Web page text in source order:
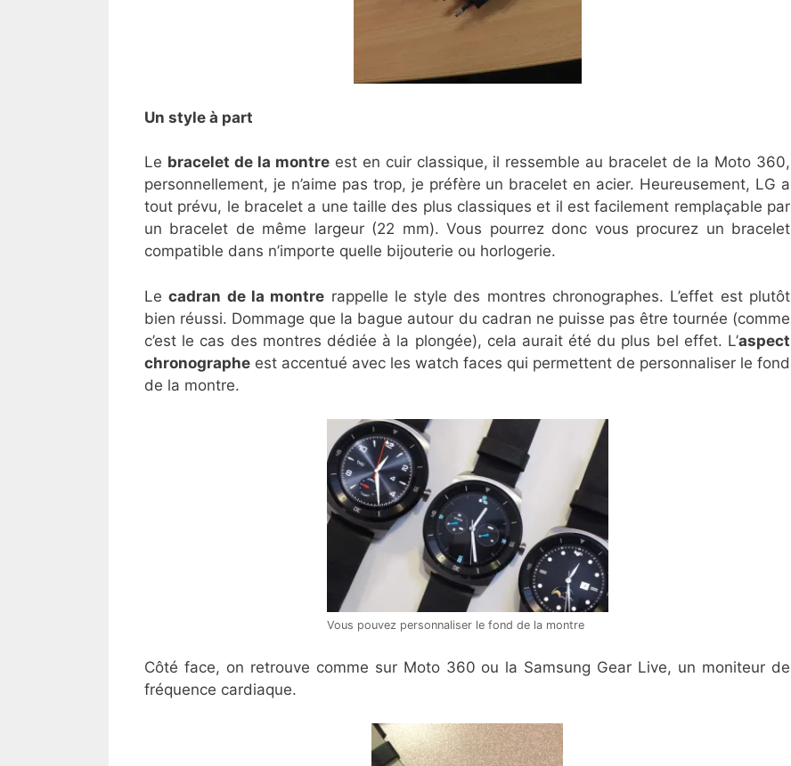
Un style à part
Le bracelet de la montreest en cuir classique, il ressemble au bracelet de la Moto 360,
personnellement, je n’aime pas trop, je préfère un bracelet en acier. Heureusement, LG a
tout prévu, le bracelet a une taille des plus classiques et il est facilement remplaçable par
un bracelet de même largeur (22 mm). Vous pourrez donc vous procurez un bracelet
compatible dans n’importe quelle bijouterie ou horlogerie.
Lecadran de la montre rappelle le style des montres chronographes. L’effet est plutôt
bien réussi. Dommage que la bague autour du cadran ne puisse pas être tournée (comme
c’est le cas des montres dédiée à la plongée), cela aurait été du plus bel effet. L’aspect
chronographe est accentué avec les watch faces qui permettent de personnaliser le fond
de la montre.
Vous pouvez personnaliser le fond de la montre
Côté face, on retrouve comme sur Moto 360 ou la Samsung Gear Live, un moniteur de
fréquence cardiaque.